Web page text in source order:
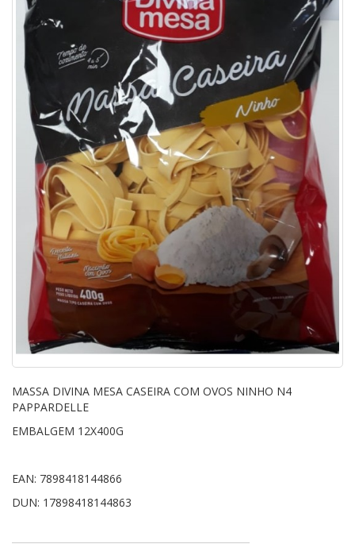
MASSA DIVINA MESA CASEIRA COM OVOS NINHO N4
PAPPARDELLE
EMBALGEM 12X400G
EAN: 7898418144866
DUN: 17898418144863